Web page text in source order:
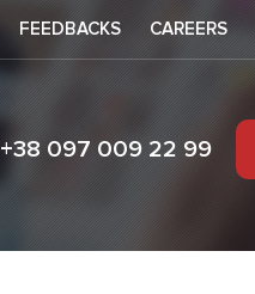
FEEDBACKS CAREERS
+38 097 009 22 99